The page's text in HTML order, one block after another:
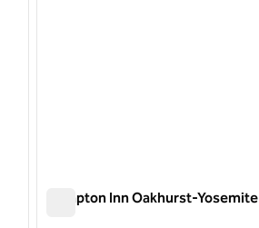
Hampton Inn Oakhurst-Yosemite